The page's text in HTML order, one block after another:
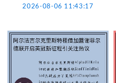
2026-08-06 11:43:17